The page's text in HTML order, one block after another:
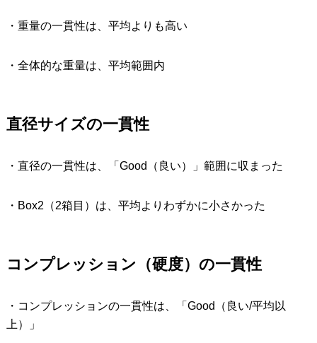
・重量の一貫性は、平均よりも高い
・全体的な重量は、平均範囲内
直径サイズの一貫性
・直径の一貫性は、「Good（良い）」範囲に収まった
・Box2（2箱目）は、平均よりわずかに小さかった
コンプレッション（硬度）の一貫性
・コンプレッションの一貫性は、「Good（良い/平均以
上）」